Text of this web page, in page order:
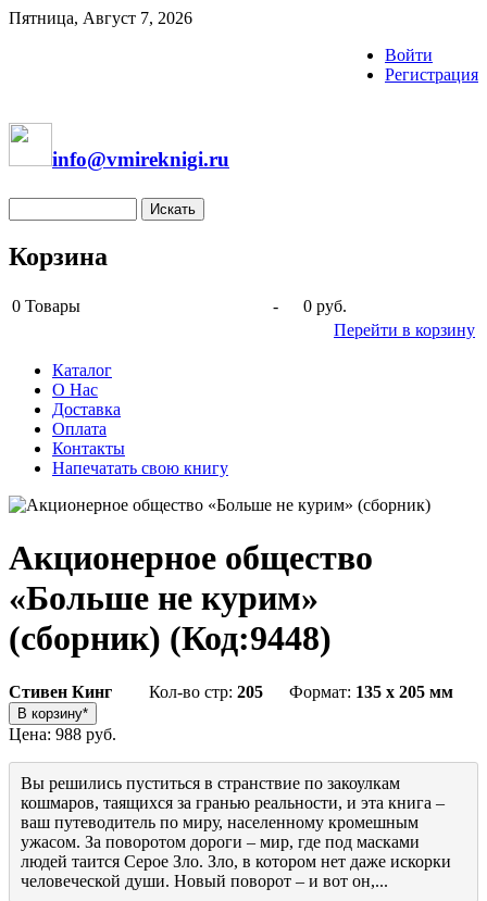
Пятница, Август 7, 2026
Войти
Регистрация
info@vmireknigi.ru
Корзина
0 Товары -
0 руб.
Перейти в корзину
Каталог
О Нас
Доставка
Оплата
Контакты
Напечатать свою книгу
Акционерное общество
«Больше не курим»
(сборник) (Код:9448)
Стивен Кинг Кол-во стр: 205 Формат: 135 x 205 мм
Цена: 988 руб.
Вы решились пуститься в странствие по закоулкам
кошмаров, таящихся за гранью реальности, и эта книга –
ваш путеводитель по миру, населенному кромешным
ужасом. За поворотом дороги – мир, где под масками
людей таится Серое Зло. Зло, в котором нет даже искорки
человеческой души. Новый поворот – и вот он,...